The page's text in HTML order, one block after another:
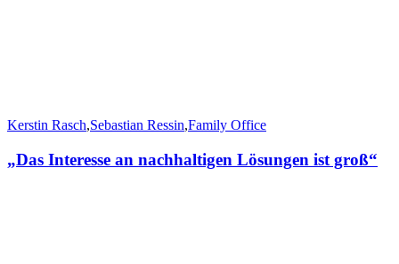
Kerstin Rasch,Sebastian Ressin,Family Office
„Das Interesse an nachhaltigen Lösungen ist groß“